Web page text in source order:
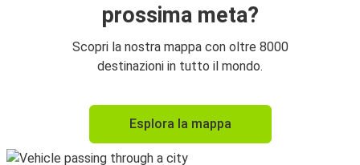
prossima meta?
Scopri la nostra mappa con oltre 8000
destinazioni in tutto il mondo.
Esplora la mappa